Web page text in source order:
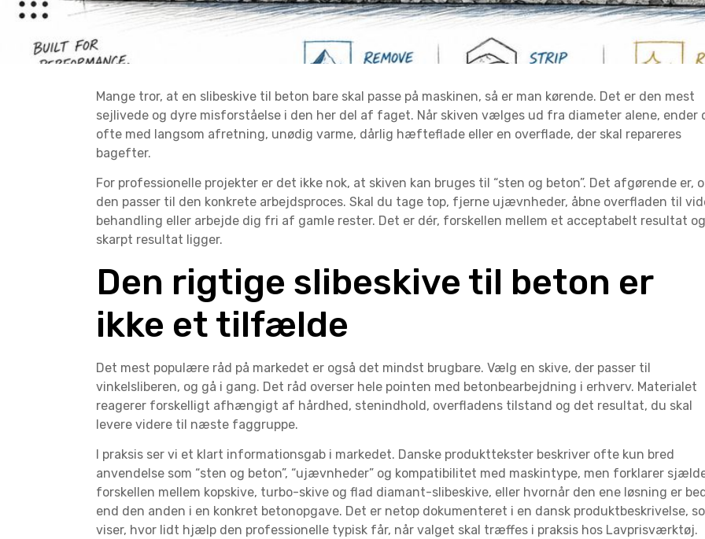
Mange tror, at en slibeskive til beton bare skal passe på maskinen, så er man kørende. Det er den mest
sejlivede og dyre misforståelse i den her del af faget. Når skiven vælges ud fra diameter alene, ender
ofte med langsom afretning, unødig varme, dårlig hæfteflade eller en overflade, der skal repareres
bagefter.
For professionelle projekter er det ikke nok, at skiven kan bruges til “sten og beton”. Det afgørende er,
den passer til den konkrete arbejdsproces. Skal du tage top, fjerne ujævnheder, åbne overfladen til
behandling eller arbejde dig fri af gamle rester. Det er dér, forskellen mellem et acceptabelt resultat
skarpt resultat ligger.
Den rigtige slibeskive til beton er
ikke et tilfælde
Det mest populære råd på markedet er også det mindst brugbare. Vælg en skive, der passer til
vinkelsliberen, og gå i gang. Det råd overser hele pointen med betonbearbejdning i erhverv. Materialet
reagerer forskelligt afhængigt af hårdhed, stenindhold, overfladens tilstand og det resultat, du skal
levere videre til næste faggruppe.
I praksis ser vi et klart informationsgab i markedet. Danske produkttekster beskriver ofte kun bred
anvendelse som “sten og beton”, “ujævnheder” og kompatibilitet med maskintype, men forklarer
forskellen mellem kopskive, turbo-skive og flad diamant-slibeskive, eller hvornår den ene løsning er
end den anden i en konkret betonopgave. Det er netop dokumenteret i en dansk produktbeskrivelse,
viser, hvor lidt hjælp den professionelle typisk får, når valget skal træffes i praksis hos Lavprisværktøj.